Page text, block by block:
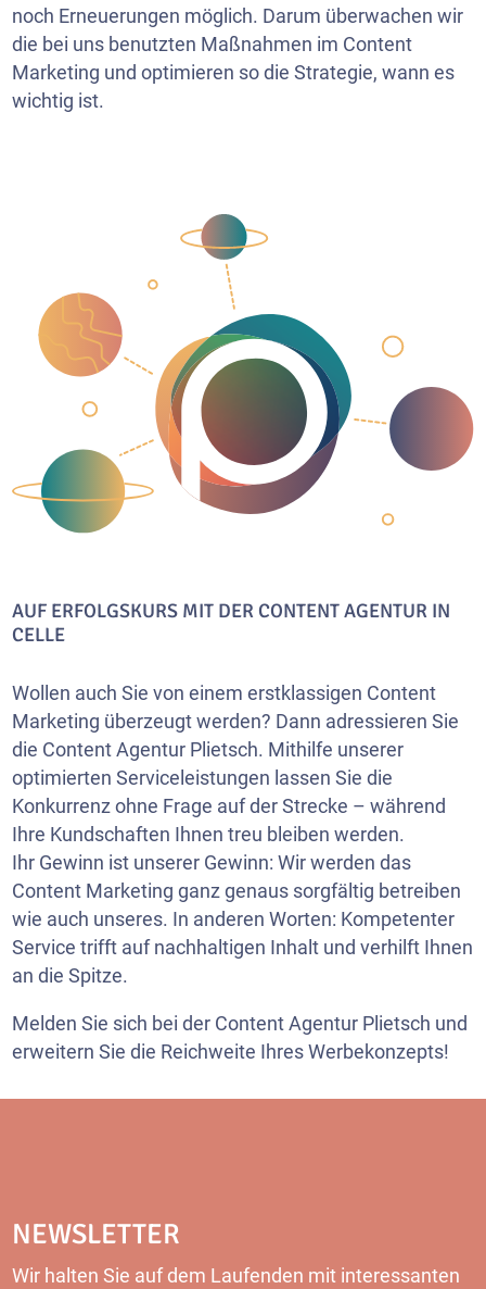
noch Erneuerungen möglich. Darum überwachen wir
die bei uns benutzten Maßnahmen im Content
Marketing und optimieren so die Strategie, wann es
wichtig ist.
AUF ERFOLGSKURS MIT DER CONTENT AGENTUR IN
CELLE
Wollen auch Sie von einem erstklassigen Content
Marketing überzeugt werden? Dann adressieren Sie
die Content Agentur Plietsch. Mithilfe unserer
optimierten Serviceleistungen lassen Sie die
Konkurrenz ohne Frage auf der Strecke – während
Ihre Kundschaften Ihnen treu bleiben werden.
Ihr Gewinn ist unserer Gewinn: Wir werden das
Content Marketing ganz genaus sorgfältig betreiben
wie auch unseres. In anderen Worten: Kompetenter
Service trifft auf nachhaltigen Inhalt und verhilft Ihnen
an die Spitze.
Melden Sie sich bei der Content Agentur Plietsch und
erweitern Sie die Reichweite Ihres Werbekonzepts!
NEWSLETTER
Wir halten Sie auf dem Laufenden mit interessanten